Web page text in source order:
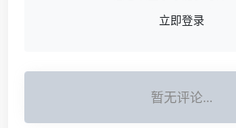
立即登录
暂无评论...